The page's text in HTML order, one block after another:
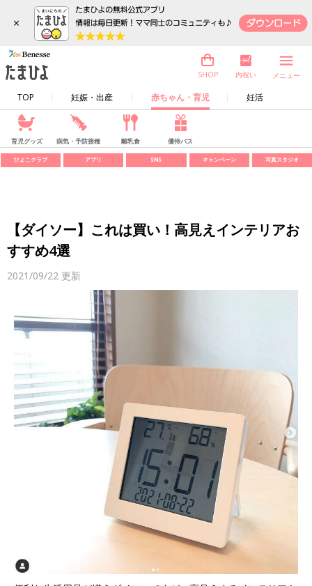
×
TOP 妊娠・出産 赤ちゃん・育児 妊活
SHOP 内祝い メニュー
育児グッズ 病気・予防接種 離乳食 優待パス
ひよこクラブ アプリ SNS キャンペーン 写真スタジオ
【ダイソー】これは買い！高見えインテリアお
すすめ4選
2021/09/22 更新